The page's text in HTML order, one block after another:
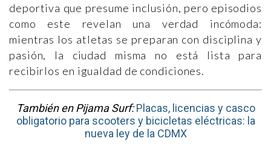
deportiva que presume inclusión, pero episodios
como este revelan una verdad incómoda:
mientras los atletas se preparan con disciplina y
pasión, la ciudad misma no está lista para
recibirlos en igualdad de condiciones.
También en Pijama Surf: Placas, licencias y casco
obligatorio para scooters y bicicletas eléctricas: la
nueva ley de la CDMX